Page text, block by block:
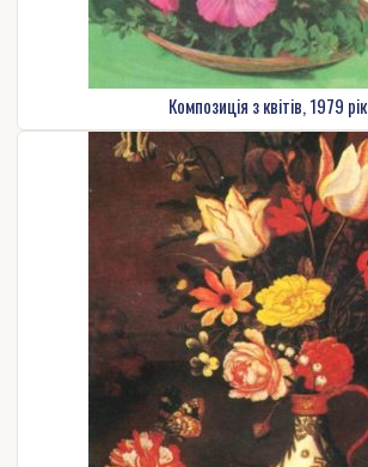
Композиція з квітів, 1979 рік